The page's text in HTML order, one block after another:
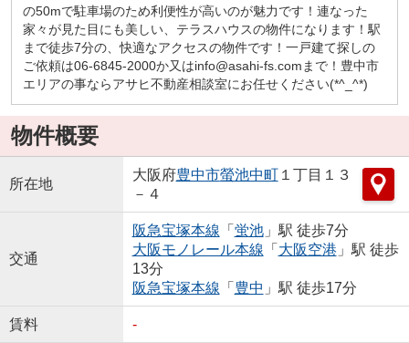
の50mで駐車場のため利便性が高いのが魅力です！連なった
家々が見た目にも美しい、テラスハウスの物件になります！駅
まで徒歩7分の、快適なアクセスの物件です！一戸建て探しの
ご依頼は06-6845-2000か又はinfo@asahi-fs.comまで！豊中市
エリアの事ならアサヒ不動産相談室にお任せください(*^_^*)
物件概要
所在地
大阪府豊中市螢池中町１丁目１３
－４
交通
阪急宝塚本線 「 蛍池」駅 徒歩7分
大阪モノレール本線 「 大阪空港 」駅 徒歩
13分
阪急宝塚本線 「 豊中 」駅 徒歩17分
賃料 -